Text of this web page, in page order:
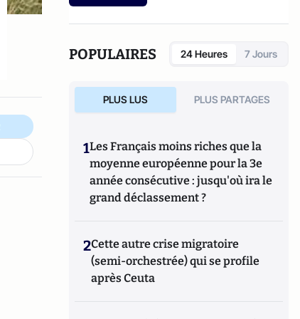
POPULAIRES 24 Heures 7 Jours
PLUS LUS PLUS PARTAGES
1Les Français moins riches que la
moyenne européenne pour la 3e
année consécutive : jusqu'où ira le
grand déclassement ?
2Cette autre crise migratoire
(semi-orchestrée) qui se profile
après Ceuta